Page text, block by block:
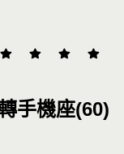
手機座(60)